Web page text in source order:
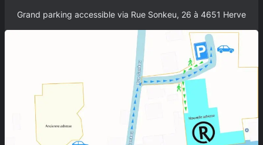
Grand parking accessible via Rue Sonkeu, 26 à 4651 Herve